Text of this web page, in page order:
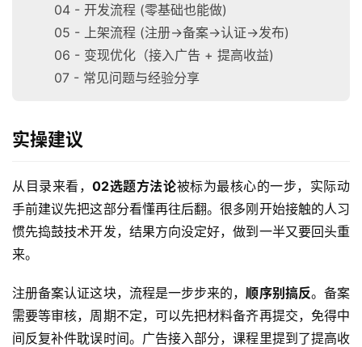
04 - 开发流程 (零基础也能做)
05 - 上架流程 (注册→备案→认证→发布)
06 - 变现优化（接入广告 + 提高收益)
07 - 常见问题与经验分享
实操建议
从目录来看，02选题方法论被标为最核心的一步，实际动
手前建议先把这部分看懂再往后翻。很多刚开始接触的人习
惯先捣鼓技术开发，结果方向没定好，做到一半又要回头重
来。
注册备案认证这块，流程是一步步来的，顺序别搞反。备案
需要等审核，周期不定，可以先把材料备齐再提交，免得中
间反复补件耽误时间。广告接入部分，课程里提到了提高收